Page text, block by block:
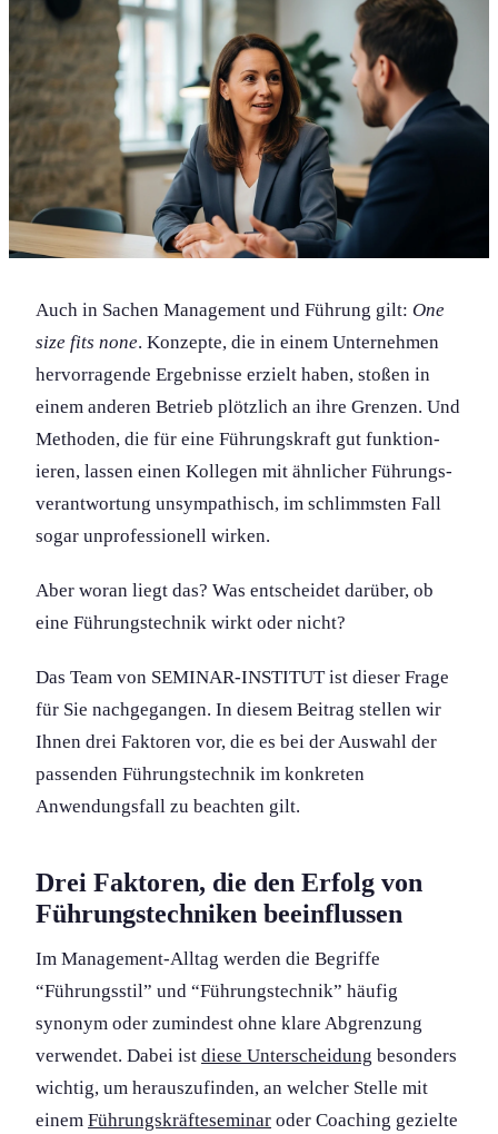
Auch in Sachen Management und Führung gilt: One
size fits none. Konzepte, die in einem Unternehmen
hervorragende Ergebnisse erzielt haben, stoßen in
einem anderen Betrieb plötzlich an ihre Grenzen. Und
Methoden, die für eine Führungs­kraft gut funktion­
ieren, lassen einen Kollegen mit ähnlicher Führungs­
verantwortung unsympathisch, im schlimmsten Fall
sogar unprofessionell wirken.
Aber woran liegt das? Was entscheidet darüber, ob
eine Führungs­technik wirkt oder nicht?
Das Team von SEMINAR-INSTITUT ist dieser Frage
für Sie nachgegangen. In diesem Beitrag stellen wir
Ihnen drei Faktoren vor, die es bei der Auswahl der
passenden Führungs­technik im konkreten
Anwendungs­fall zu beachten gilt.
Drei Faktoren, die den Erfolg von
Führungs­techniken beeinflussen
Im Management-Alltag werden die Begriffe
“Führungs­stil” und “Führungs­technik” häufig
synonym oder zumindest ohne klare Abgrenzung
verwendet. Dabei ist diese Unterscheidung besonders
wichtig, um herauszufinden, an welcher Stelle mit
einem Führungs­kräfte­seminar oder Coaching gezielte